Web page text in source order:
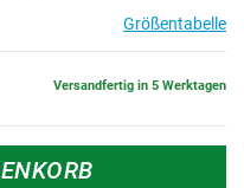
Größentabelle
Versandfertig in 5 Werktagen